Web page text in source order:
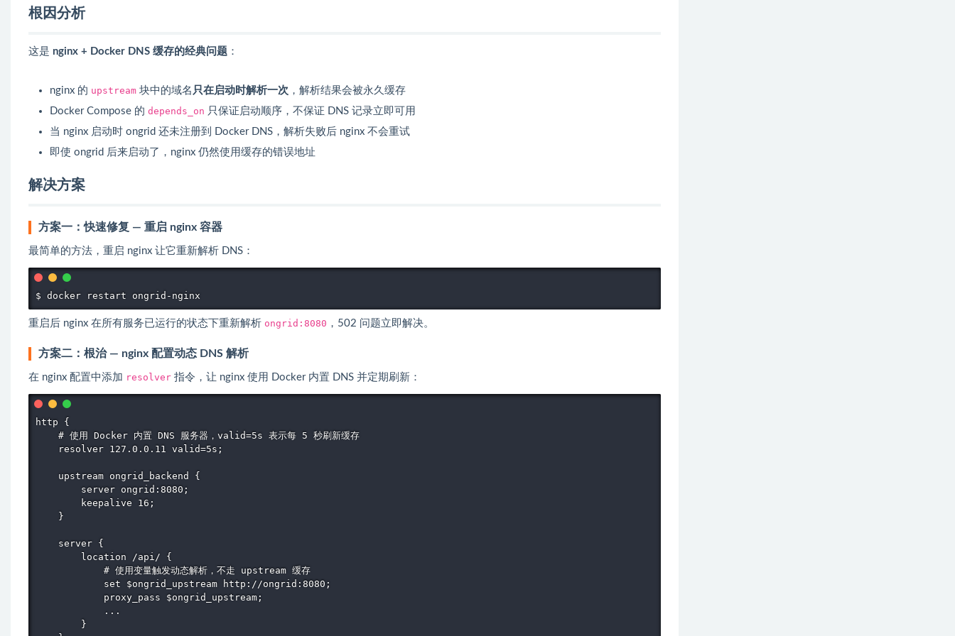
根因分析
这是 nginx + Docker DNS 缓存的经典问题 ：
nginx 的 upstream 块中的域名 只在启动时解析一次 ，解析结果会被永久缓存
Docker Compose 的 depends_on 只保证启动顺序，不保证 DNS 记录立即可用
当 nginx 启动时 ongrid 还未注册到 Docker DNS，解析失败后 nginx 不会重试
即使 ongrid 后来启动了，nginx 仍然使用缓存的错误地址
解决方案
方案一：快速修复 — 重启 nginx 容器
最简单的方法，重启 nginx 让它重新解析 DNS：
$ docker restart ongrid-nginx
重启后 nginx 在所有服务已运行的状态下重新解析 ongrid:8080 ，502 问题立即解决。
方案二：根治 — nginx 配置动态 DNS 解析
在 nginx 配置中添加 resolver 指令，让 nginx 使用 Docker 内置 DNS 并定期刷新：
http {
    # 使用 Docker 内置 DNS 服务器，valid=5s 表示每 5 秒刷新缓存
    resolver 127.0.0.11 valid=5s;
    upstream ongrid_backend {
        server ongrid:8080;
        keepalive 16;
    }
    server {
        location /api/ {
            # 使用变量触发动态解析，不走 upstream 缓存
            set $ongrid_upstream http://ongrid:8080;
            proxy_pass $ongrid_upstream;
            ...
        }